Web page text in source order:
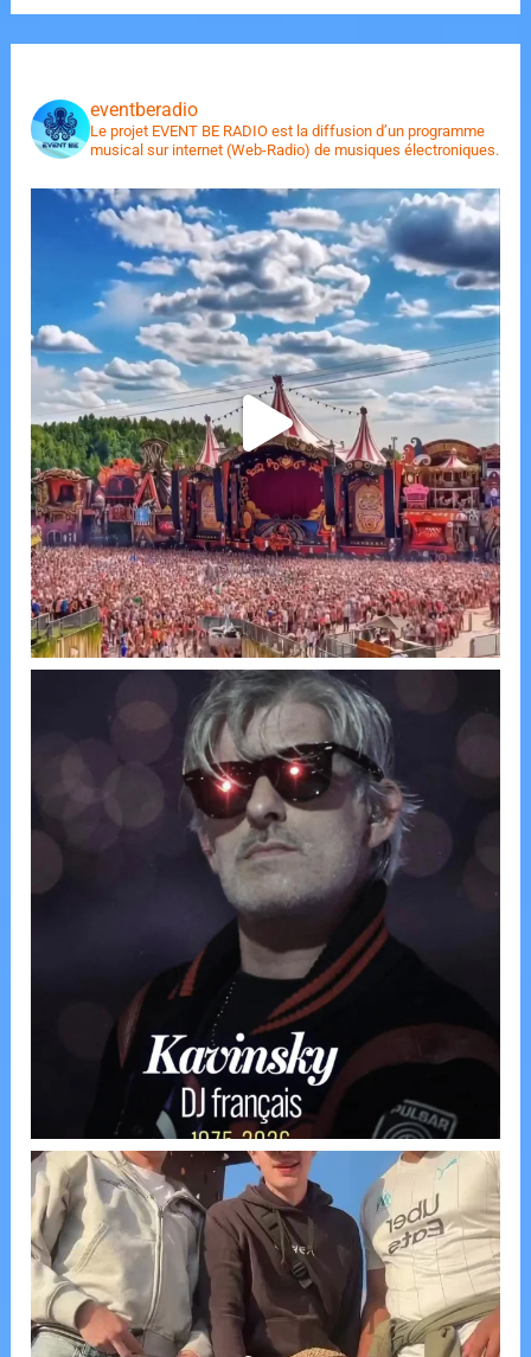
eventberadio
Le projet EVENT BE RADIO est la diffusion d’un programme
musical sur internet (Web-Radio) de musiques électroniques.